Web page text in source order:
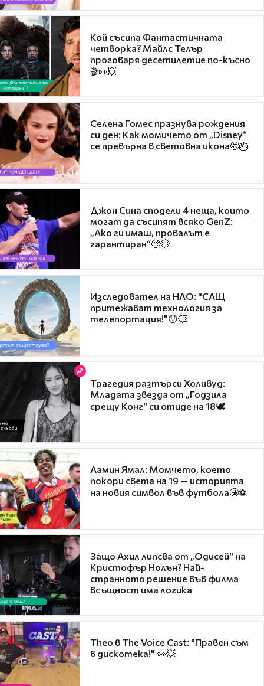
Кой съсипа Фантастичната
четворка? Майлс Телър
проговаря десетилетие по-късно
🎬👀💥
Селена Гомес празнува рождения
си ден: Как момичето от „Disney“
се превърна в световна икона🤩🎂
Джон Сина сподели 4 неща, които
могат да съсипят всяко GenZ:
„Ако ги имаш, провалът е
гарантиран“🧐💥
Изследовател на НЛО: "САЩ
притежават технология за
телепортация!"😯💥
Трагедия разтърси Холивуд:
Младата звезда от „Годзила
срещу Конг“ си отиде на 18🕊️
Ламин Ямал: Момчето, което
покори света на 19 — историята
на новия символ във футбола🤩⚽
Защо Ахил липсва от „Одисей“ на
Кристофър Нолън? Най-
странното решение във филма
всъщност има логика
Theo в The Voice Cast: "Правен съм
в дискотека!" 👀💥